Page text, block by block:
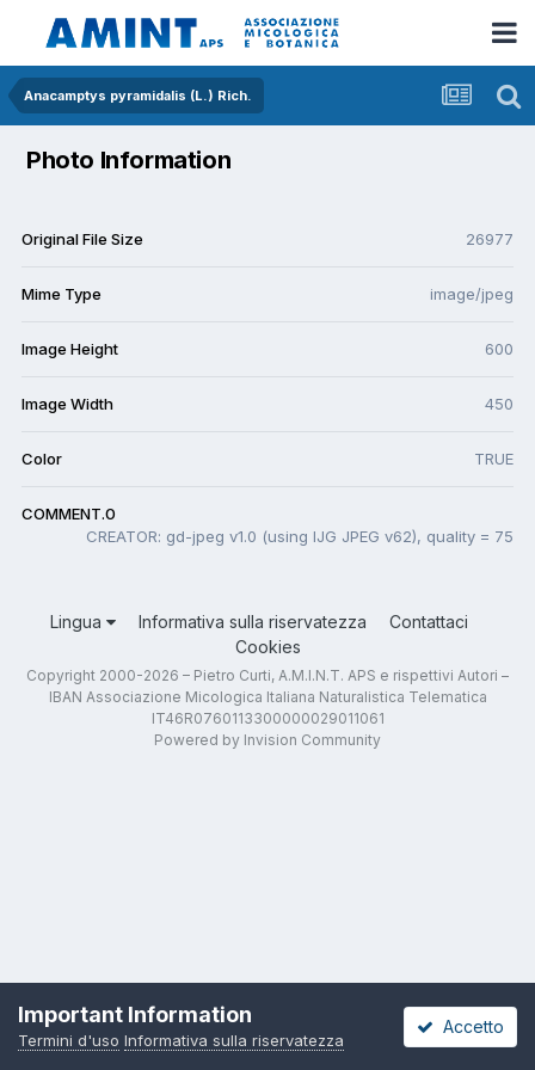
Anacamptys pyramidalis (L.) Rich.
Photo Information
Original File Size 26977
Mime Type image/jpeg
Image Height 600
Image Width 450
Color TRUE
COMMENT.0
CREATOR: gd-jpeg v1.0 (using IJG JPEG v62), quality = 75
Lingua Informativa sulla riservatezza
Contattaci
Cookies
Copyright 2000-2026 – Pietro Curti, A.M.I.N.T. APS e rispettivi Autori –
IBAN Associazione Micologica Italiana Naturalistica Telematica
IT46R0760113300000029011061
Powered by Invision Community
Important Information
Termini d'uso Informativa sulla riservatezza
Accetto